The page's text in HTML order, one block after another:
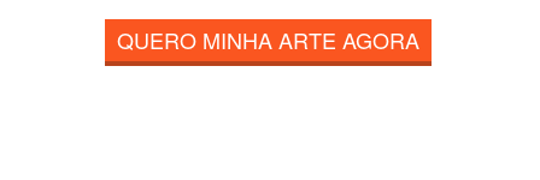
QUERO MINHA ARTE AGORA